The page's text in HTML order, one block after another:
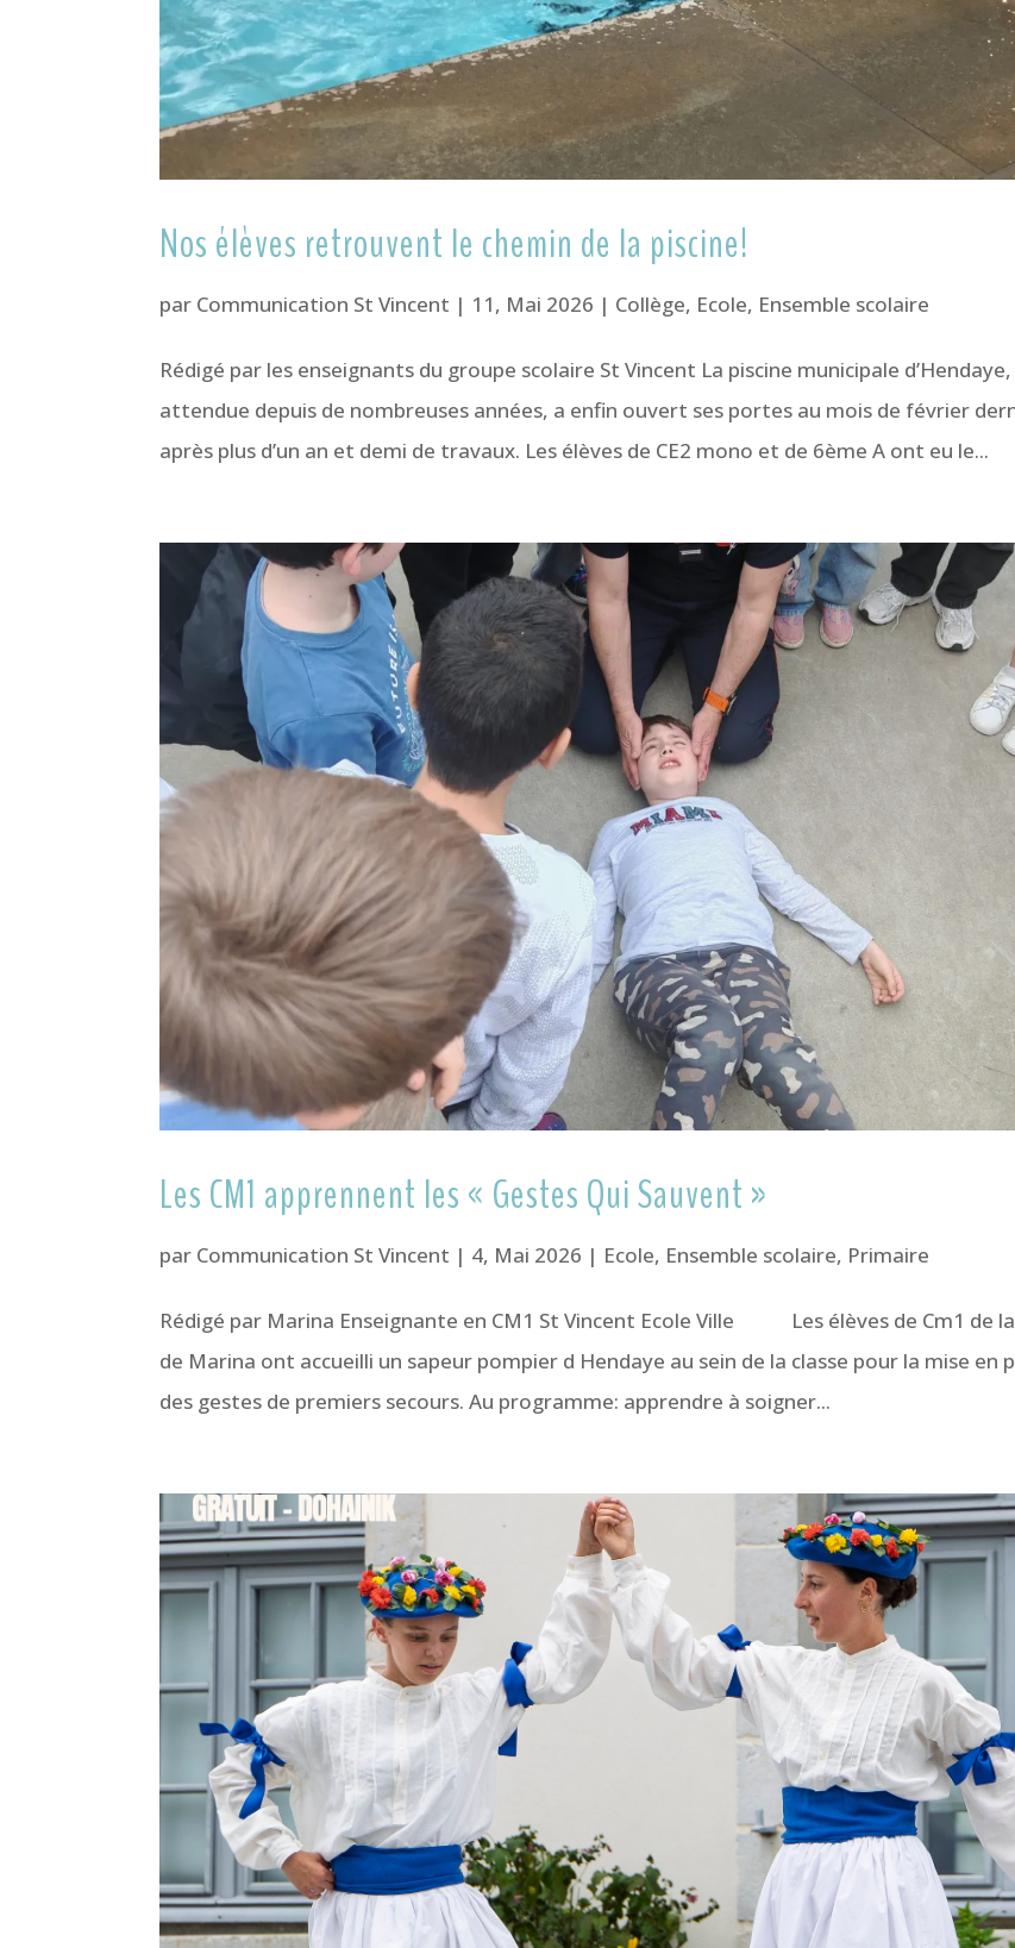
Nos élèves retrouvent le chemin de la piscine!
par Communication St Vincent | 11, Mai 2026 | Collège, Ecole, Ensemble scolaire
Rédigé par les enseignants du groupe scolaire St Vincent La piscine municipale d’Hendaye,
attendue depuis de nombreuses années, a enfin ouvert ses portes au mois de février
après plus d’un an et demi de travaux. Les élèves de CE2 mono et de 6ème A ont eu le...
Les CM1 apprennent les « Gestes Qui Sauvent »
par Communication St Vincent | 4, Mai 2026 | Ecole, Ensemble scolaire, Primaire
Rédigé par Marina Enseignante en CM1 St Vincent Ecole Ville Les élèves de Cm1 de la
de Marina ont accueilli un sapeur pompier d Hendaye au sein de la classe pour la mise en
des gestes de premiers secours. Au programme: apprendre à soigner...